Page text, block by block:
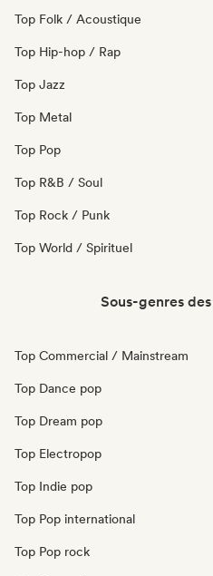
Top Folk / Acoustique
Top Hip-hop / Rap
Top Jazz
Top Metal
Top Pop
Top R&B / Soul
Top Rock / Punk
Top World / Spirituel
Sous-genres
Top Commercial / Mainstream
Top Dance pop
Top Dream pop
Top Electropop
Top Indie pop
Top Pop international
Top Pop rock